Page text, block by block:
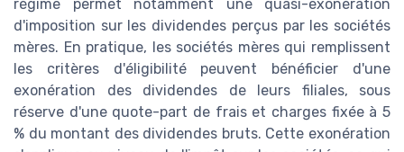
régime permet notamment une quasi-exonération
d'imposition sur les dividendes perçus par les sociétés
mères. En pratique, les sociétés mères qui remplissent
les critères d'éligibilité peuvent bénéficier d'une
exonération des dividendes de leurs filiales, sous
réserve d'une quote-part de frais et charges fixée à 5
% du montant des dividendes bruts. Cette exonération